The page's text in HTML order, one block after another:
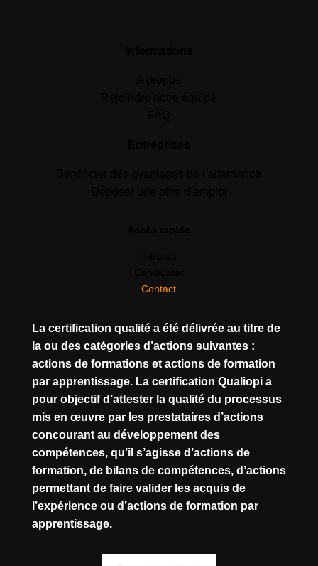
Contact
La certification qualité a été délivrée au titre de
la ou des catégories d’actions suivantes :
actions de formations et actions de formation
par apprentissage. La certification Qualiopi a
pour objectif d’attester la qualité du processus
mis en œuvre par les prestataires d’actions
concourant au développement des
compétences, qu’il s’agisse d’actions de
formation, de bilans de compétences, d’actions
permettant de faire valider les acquis de
l’expérience ou d’actions de formation par
apprentissage.